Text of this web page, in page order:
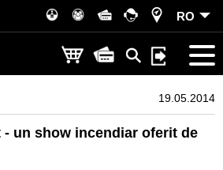
RO
19.05.2014
- un show incendiar oferit de